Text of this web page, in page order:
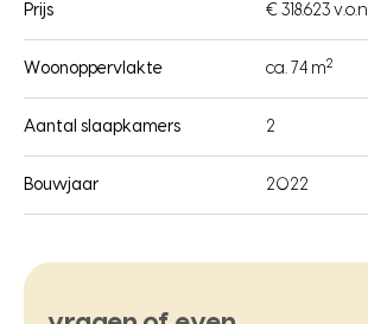
Prijs € 318.623 v.o.n.
Woonoppervlakte ca. 74 m2
Aantal slaapkamers 2
Bouwjaar 2022